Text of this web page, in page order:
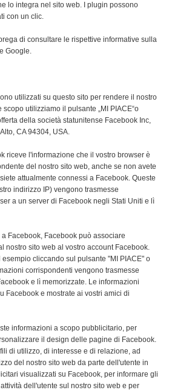
lo integra nel sito web. I plugin possono
con un clic.
di consultare le rispettive informative sulla
Google.
utilizzati su questo sito per rendere il nostro
utilizziamo il pulsante „MI PIACE“o
della società statunitense Facebook Inc,
CA 94304, USA.
riceve l'informazione che il vostro browser è
del nostro sito web, anche se non avete
attualmente connessi a Facebook. Queste
indirizzo IP) vengono trasmesse
a un server di Facebook negli Stati Uniti e lì
Facebook, Facebook può associare
nostro sito web al vostro account Facebook.
cliccando sul pulsante "MI PIACE" o
corrispondenti vengono trasmesse
e lì memorizzate. Le informazioni
Facebook e mostrate ai vostri amici di
informazioni a scopo pubblicitario, per
il design delle pagine di Facebook.
di utilizzo, di interesse e di relazione, ad
del nostro sito web da parte dell'utente in
visualizzati su Facebook, per informare gli
dell'utente sul nostro sito web e per